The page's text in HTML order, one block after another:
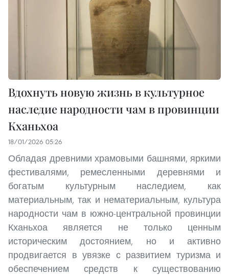
Вдохнуть новую жизнь в культурное
наследие народности чам в провинции
Кханьхоа
18/01/2026 05:26
Обладая древними храмовыми башнями, яркими
фестивалями, ремесленными деревнями и
богатым культурным наследием, как
материальным, так и нематериальным, культура
народности чам в южно-центральной провинции
Кханьхоа является не только ценным
историческим достоянием, но и активно
продвигается в увязке с развитием туризма и
обеспечением средств к существованию